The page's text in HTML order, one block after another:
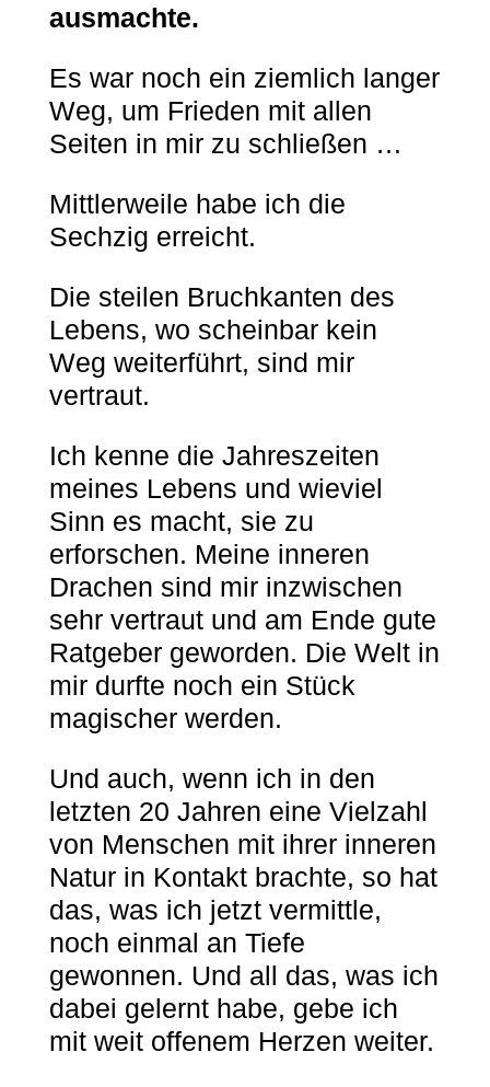
ausmachte.
Es war noch ein ziemlich langer
Weg, um Frieden mit allen
Seiten in mir zu schließen …
Mittlerweile habe ich die
Sechzig erreicht.
Die steilen Bruchkanten des
Lebens, wo scheinbar kein
Weg weiterführt, sind mir
vertraut.
Ich kenne die Jahreszeiten
meines Lebens und wieviel
Sinn es macht, sie zu
erforschen. Meine inneren
Drachen sind mir inzwischen
sehr vertraut und am Ende gute
Ratgeber geworden. Die Welt in
mir durfte noch ein Stück
magischer werden.
Und auch, wenn ich in den
letzten 20 Jahren eine Vielzahl
von Menschen mit ihrer inneren
Natur in Kontakt brachte, so hat
das, was ich jetzt vermittle,
noch einmal an Tiefe
gewonnen. Und all das, was ich
dabei gelernt habe, gebe ich
mit weit offenem Herzen weiter.